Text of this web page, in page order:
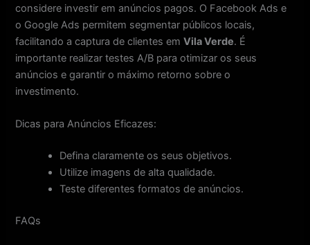
considere investir em anúncios pagos. O Facebook Ads e
o Google Ads permitem segmentar públicos locais,
facilitando a captura de clientes emVila Verde. É
importante realizar testes A/B para otimizar os seus
anúncios e garantir o máximo retorno sobre o
investimento.
Dicas para Anúncios Eficazes:
Defina claramente os seus objetivos.
Utilize imagens de alta qualidade.
Teste diferentes formatos de anúncios.
FAQs